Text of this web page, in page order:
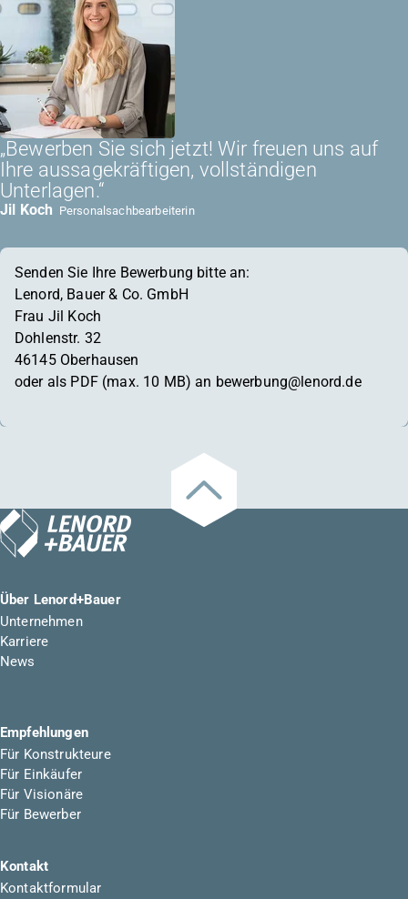
„Bewerben Sie sich jetzt! Wir freuen uns auf
Ihre aussagekräftigen, vollständigen
Unterlagen.“
Jil Koch Personalsachbearbeiterin
Senden Sie Ihre Bewerbung bitte an:
Lenord, Bauer & Co. GmbH
Frau Jil Koch
Dohlenstr. 32
46145 Oberhausen
oder als PDF (max. 10 MB) an bewerbung@lenord.de
Über Lenord+Bauer
Unternehmen
Karriere
News
Empfehlungen
Für Konstrukteure
Für Einkäufer
Für Visionäre
Für Bewerber
Kontakt
Kontaktformular